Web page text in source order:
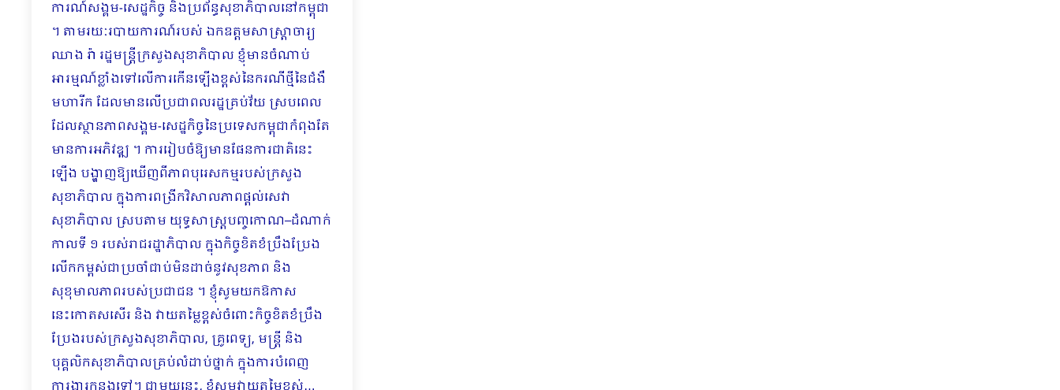
ការណ៍​សង្គម-សេដ្ឋកិច្ច និងប្រព័ន្ធសុខាភិបាលនៅកម្ពុជា
។ តាមរយៈរបាយការណ៍របស់ ឯកឧត្តមសាស្រ្តាចារ្យ
ឈាង រ៉ា រដ្ឋមន្រ្តីក្រសួងសុខាភិបាល ខ្ញុំមានចំណាប់
អារម្មណ៍ខ្លាំងទៅលើការកើនឡើងខ្ពស់នៃករណីថ្មីនៃជំងឺ
មហារីក ដែលមានលើប្រជាពលរដ្ឋគ្រប់វ័យ ស្របពេល
ដែលស្ថានភាពសង្គម-សេដ្ឋកិច្ចនៃប្រទេសកម្ពុជាកំពុងតែ
មានការអភិវឌ្ឍ ។ ការរៀបចំឱ្យមានផែនការជាតិនេះ
ឡើង បង្ហាញឱ្យ​ឃើញ​ពីភាពបុរេសកម្មរបស់ក្រសួង
សុខាភិបាល ក្នុងការពង្រីកវិសាលភាពផ្ដល់សេវា
សុខាភិបាល ស្របតាម យុទ្ធសាស្រ្តបញ្ចកោណ–ដំណាក់
កាលទី ១ របស់រាជរដ្ឋាភិបាល ក្នុងកិច្ចខិតខំប្រឹងប្រែង
លើកកម្ពស់ជាប្រចាំ​ជាប់​មិន​ដាច់នូវសុខភាព និង​
សុខុមាលភាពរបស់ប្រជាជន ។ ខ្ញុំសូមយកឱកាស
នេះកោតសសើរ និង វាយតម្លៃខ្ពស់ចំពោះកិច្ចខិតខំប្រឹង
ប្រែងរបស់ក្រសួងសុខាភិបាល, គ្រូពេទ្យ, មន្រ្តី និង
បុគ្គលិកសុខាភិបាលគ្រប់លំដាប់ថ្នាក់ ក្នុងការបំពេញ